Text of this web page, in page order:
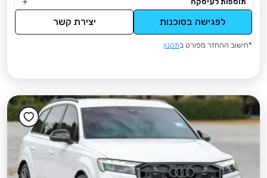
לפגישה בסוכנות יצירת קשר
*חישוב ההחזר מפורט בתקנון